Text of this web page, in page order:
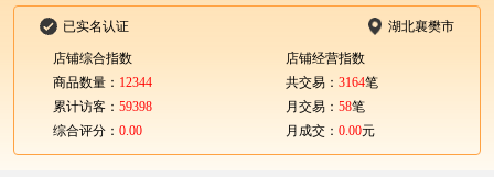
已实名认证 湖北襄樊市
店铺综合指数
商品数量： 12344
累计访客： 59398
综合评分： 0.00
店铺经营指数
共交易： 3164笔
月交易： 58笔
月成交： 0.00元